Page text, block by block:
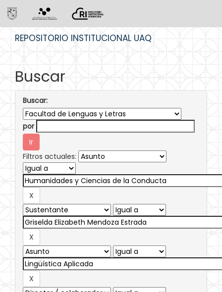
REPOSITORIO INSTITUCIONAL UAQ
Buscar
Buscar:
por
Filtros actuales: